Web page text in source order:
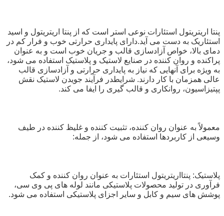
پنتا اریتریتول استئارات نوعی استر است که از پنتا اریتریتول و اسید
استئاریک به دست می آید.دارای پایداری حرارتی خوب و فرار کم در
دمای بالا، خواص آزادسازی قالب و جریان خوب است و به عنوان
پراکنده و روان کننده در صنایع لاستیک و پلاستیک استفاده می شود،
به ویژه برای آنهایی که نیاز به پایداری حرارتی و آزادسازی قالب
عالی همزمان با کار دارند. شرایطدر فرآیند جویدن لاستیک نقش
پپتیزاسیون، روانکاری و قالب گیری را ایفا می کند.
معمولاً به عنوان روان کننده، تثبیت کننده و غلیظ کننده در طیف
وسیعی از کاربردها استفاده می شود، از جمله:
پلاستیک: پنتااریتریتول استئارات به عنوان روان کننده و کمک
فرآوری در تولید محصولات پلاستیکی مانند لوله های پی وی سی،
پوشش های سیم و کابل و سایر اجزای پلاستیکی استفاده می شود.